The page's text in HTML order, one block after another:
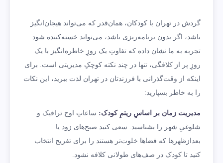
گردش در تهران با کودکان، همان‌قدر که می‌تواند هیجان‌انگیز
باشد، اگر بدون برنامه‌ریزی باشد، می‌تواند خسته‌کننده شود.
تجربه به ما نشان داده که تفاوتِ یک روزِ خاطره‌انگیز با یک
روزِ پر از کلافگی، تنها در چند نکته کوچکِ مدیریتی است. برای
اینکه از وقت‌گذرانی با فرزندتان در تهران لذت ببرید، این نکات
را به خاطر بسپارید:
مدیریت زمان بر اساسِ ریتمِ کودک: ساعاتِ اوج ترافیک و
شلوغیِ شهر را بشناسید. سعی کنید صبح‌های زود یا
بعدازظهرها که فضاها خلوت‌تر هستند را برای تفریح انتخاب
کنید تا کودک در صف‌های طولانی کلافه نشود.